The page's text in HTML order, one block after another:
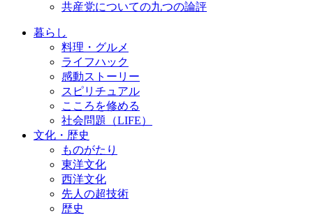
共産党についての九つの論評
暮らし
料理・グルメ
ライフハック
感動ストーリー
スピリチュアル
こころを修める
社会問題（LIFE）
文化・歴史
ものがたり
東洋文化
西洋文化
先人の超技術
歴史